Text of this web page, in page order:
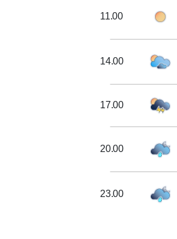
11.00
14.00
17.00
20.00
23.00